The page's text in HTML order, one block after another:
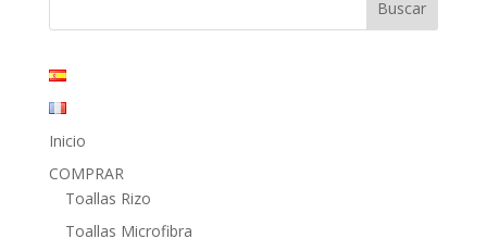
Inicio
COMPRAR
Toallas Rizo
Toallas Microfibra